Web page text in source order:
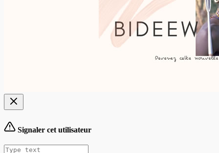
Signaler cet utilisateur